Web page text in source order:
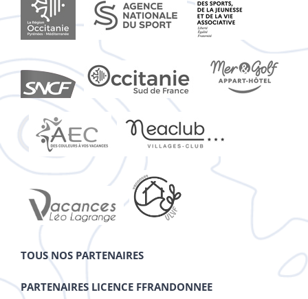
TOUS NOS PARTENAIRES
PARTENAIRES LICENCE FFRANDONNEE